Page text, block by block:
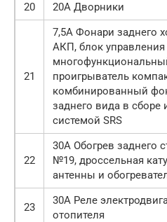
20
20А Дворники
21
7,5А Фонари заднего
АКП, блок управления
проигрыватель
комбинированный
заднего вида в сборе
системой SRS
22
30А Обогрев заднего
№19, дроссельная
антенны и
23
30А Реле
отопителя